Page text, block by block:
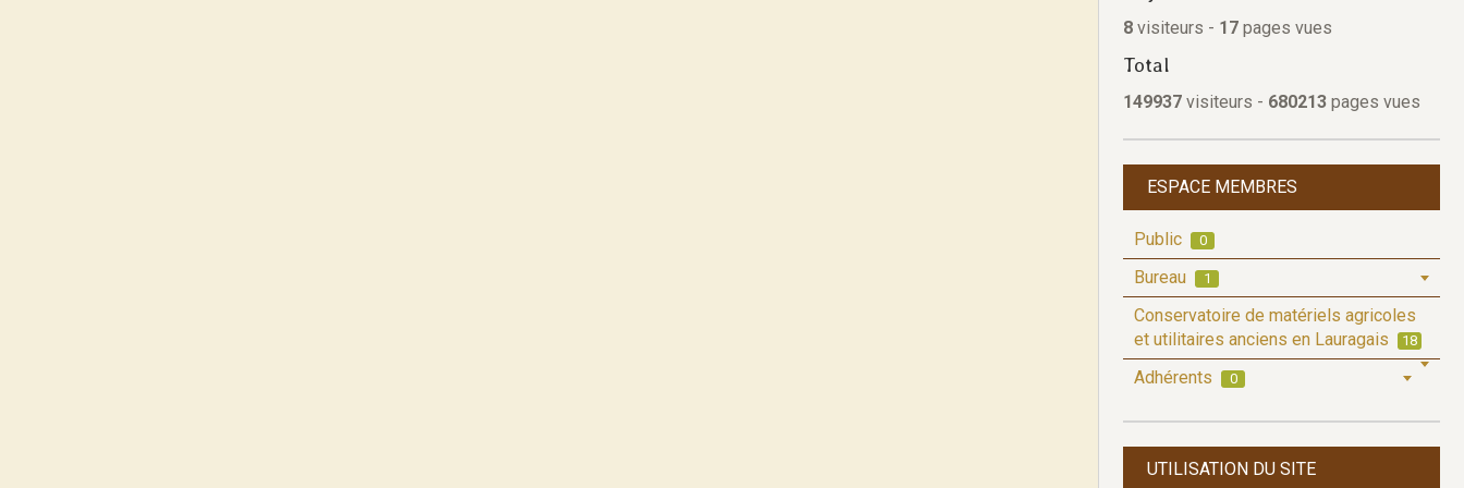
8 visiteurs - 17 pages vues
Total
149937 visiteurs - 680213 pages vues
ESPACE MEMBRES
Public 0
Bureau 1
Conservatoire de matériels agricoles
et utilitaires anciens en Lauragais
18
Adhérents 0
UTILISATION DU SITE